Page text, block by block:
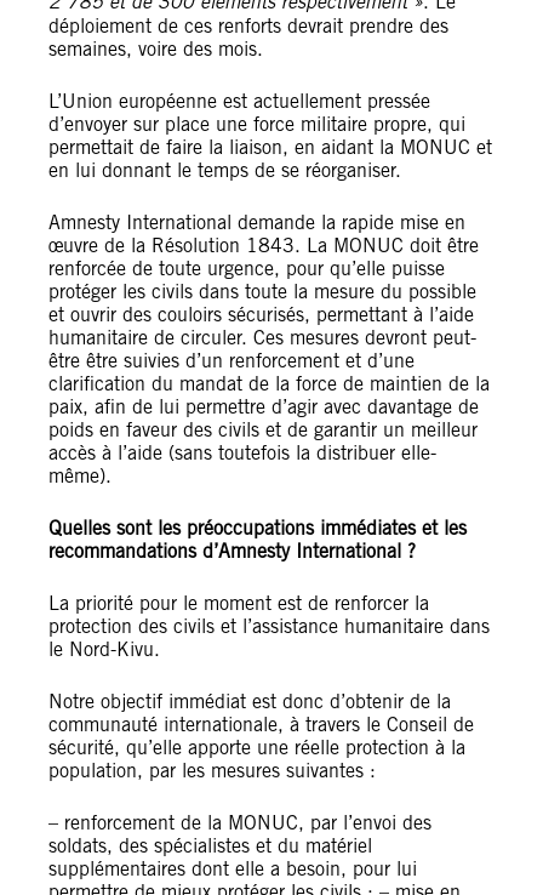
déploiement de ces renforts devrait prendre des
semaines, voire des mois.
L’Union européenne est actuellement pressée
d’envoyer sur place une force militaire propre, qui
permettait de faire la liaison, en aidant la MONUC et
en lui donnant le temps de se réorganiser.
Amnesty International demande la rapide mise en
œuvre de la Résolution 1843. La MONUC doit être
renforcée de toute urgence, pour qu’elle puisse
protéger les civils dans toute la mesure du possible
et ouvrir des couloirs sécurisés, permettant à l’aide
humanitaire de circuler. Ces mesures devront peut-
être être suivies d’un renforcement et d’une
clarification du mandat de la force de maintien de la
paix, afin de lui permettre d’agir avec davantage de
poids en faveur des civils et de garantir un meilleur
accès à l’aide (sans toutefois la distribuer elle-
même).
Quelles sont les préoccupations immédiates et les
recommandations d’Amnesty International ?
La priorité pour le moment est de renforcer la
protection des civils et l’assistance humanitaire dans
le Nord-Kivu.
Notre objectif immédiat est donc d’obtenir de la
communauté internationale, à travers le Conseil de
sécurité, qu’elle apporte une réelle protection à la
population, par les mesures suivantes :
– renforcement de la MONUC, par l’envoi des
soldats, des spécialistes et du matériel
supplémentaires dont elle a besoin, pour lui